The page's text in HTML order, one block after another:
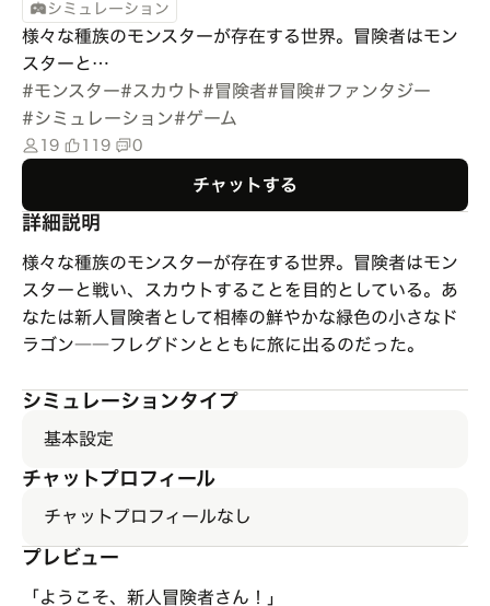
シミュレーション
様々な種族のモンスターが存在する世界。冒険者はモン
スターと…
#モンスター# スカウト#冒険者#冒険#ファンタジー
#シミュレーション#ゲーム
19 119 0
チャットする
詳細説明
様々な種族のモンスターが存在する世界。冒険者はモン
スターと戦い、スカウトすることを目的としている。あ
なたは新人冒険者として相棒の鮮やかな緑色の小さなド
ラゴン――フレグドンとともに旅に出るのだった。
シミュレーションタイプ
基本設定
チャットプロフィール
チャットプロフィールなし
プレビュー
「ようこそ、新人冒険者さん！」